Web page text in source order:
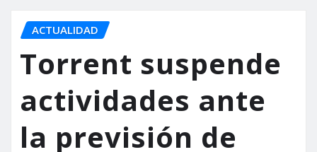
ACTUALIDAD
Torrent suspende
actividades ante
la previsión de